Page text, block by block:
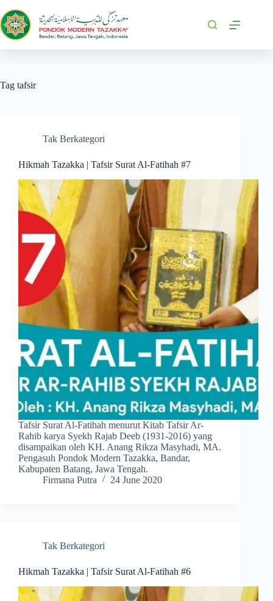
Tag tafsir
Tak Berkategori
Hikmah Tazakka | Tafsir Surat Al-Fatihah #7
Tafsir Surat Al-Fatihah menurut Kitab Tafsir Ar-
Rahib karya Syekh Rajab Deeb (1931-2016) yang
disampaikan oleh KH. Anang Rikza Masyhadi, MA.
Pengasuh Pondok Modern Tazakka, Bandar,
Kabupaten Batang, Jawa Tengah.
Firmana Putra
24 June 2020
Tak Berkategori
Hikmah Tazakka | Tafsir Surat Al-Fatihah #6